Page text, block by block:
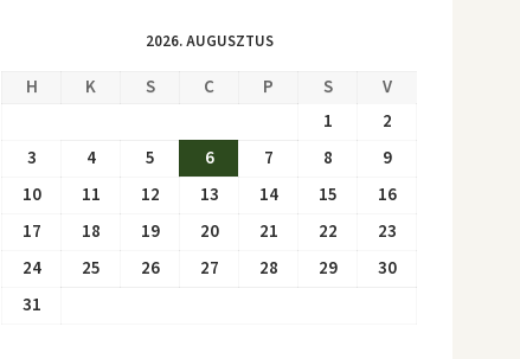
2026. AUGUSZTUS
H K S C P S
V
1
2
3
4 5 6 7 8
9
10
11 12 13 14 15
16
17
18 19 20 21 22
23
24
25 26 27 28 29
30
31